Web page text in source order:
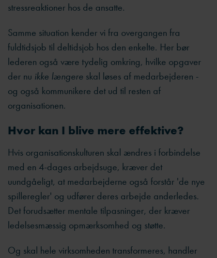
stressreaktioner hos de ansatte.
Samme situation kender vi fra overgangen fra
fuldtidsjob til deltidsjob hos den enkelte. Her bør
lederen også være tydelig omkring, hvilke opgaver
der nu ikke længere skal løses af medarbejderen -
og også kommunikere det ud til resten af
organisationen.
Hvor kan I blive mere effektive?
Hvis organisationskulturen skal ændres i forbindelse
med en 4-dages arbejdsuge, kræver det
uundgåeligt, at medarbejderne også forstår 'de nye
spilleregler' og udfører deres arbejde anderledes.
Det forudsætter mentale tilpasninger, der kræver
ledelsesmæssig opmærksomhed og støtte.
Og skal hele virksomheden transformeres, handler